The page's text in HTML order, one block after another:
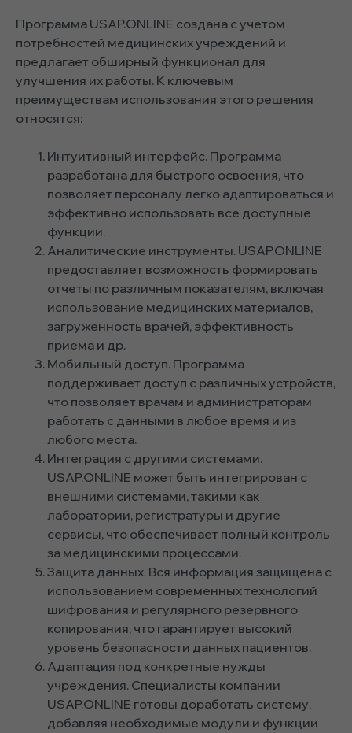
Программа USAP.ONLINE создана с учетом
потребностей медицинских учреждений и
предлагает обширный функционал для
улучшения их работы. К ключевым
преимуществам использования этого решения
относятся:
Интуитивный интерфейс. Программа
разработана для быстрого освоения, что
позволяет персоналу легко адаптироваться и
эффективно использовать все доступные
функции.
Аналитические инструменты. USAP.ONLINE
предоставляет возможность формировать
отчеты по различным показателям, включая
использование медицинских материалов,
загруженность врачей, эффективность
приема и др.
Мобильный доступ. Программа
поддерживает доступ с различных устройств,
что позволяет врачам и администраторам
работать с данными в любое время и из
любого места.
Интеграция с другими системами.
USAP.ONLINE может быть интегрирован с
внешними системами, такими как
лаборатории, регистратуры и другие
сервисы, что обеспечивает полный контроль
за медицинскими процессами.
Защита данных. Вся информация защищена с
использованием современных технологий
шифрования и регулярного резервного
копирования, что гарантирует высокий
уровень безопасности данных пациентов.
Адаптация под конкретные нужды
учреждения. Специалисты компании
USAP.ONLINE готовы доработать систему,
добавляя необходимые модули и функции